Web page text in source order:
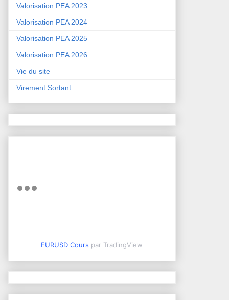
Valorisation PEA 2023
Valorisation PEA 2024
Valorisation PEA 2025
Valorisation PEA 2026
Vie du site
Virement Sortant
EURUSD Cours par TradingView